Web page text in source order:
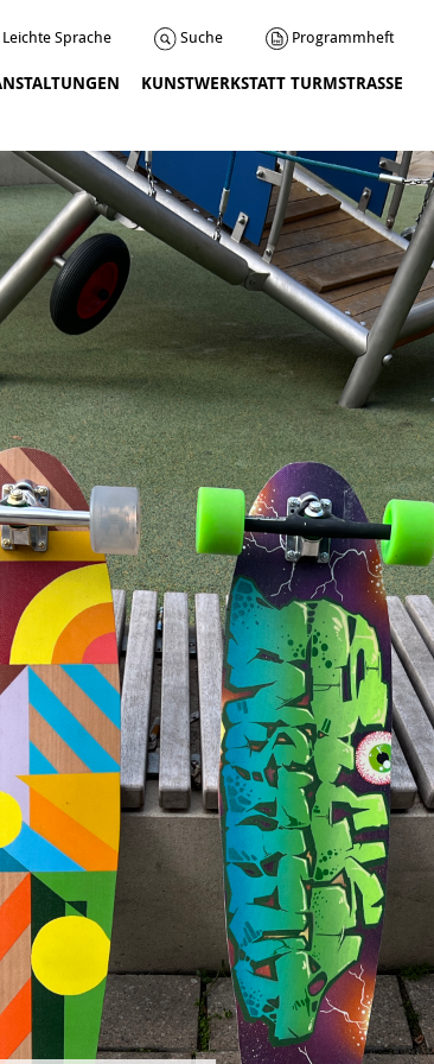
Leichte Sprache Suche Programmheft
KUNSTWERKSTATT TURMSTRASSE
Über uns
Leitbild und Chronik
Team
Das Miteinander an der Kunstschule
Das Kunstschulgebäude
Freunde und Kooperationspartner
Kontakt | Öffnungszeiten
Anfahrt